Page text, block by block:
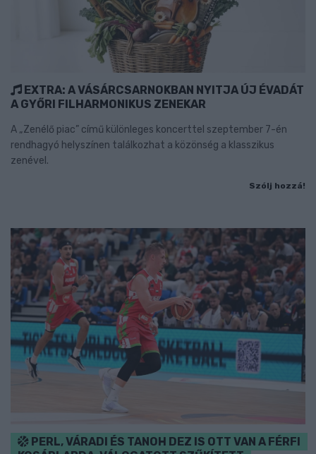
EXTRA: A VÁSÁRCSARNOKBAN NYITJA ÚJ ÉVADÁT
A GYŐRI FILHARMONIKUS ZENEKAR
A „Zenélő piac” című különleges koncerttel szeptember 7-én
rendhagyó helyszínen találkozhat a közönség a klasszikus
zenével.
Szólj hozzá!
PERL, VÁRADI ÉS TANOH DEZ IS OTT VAN A FÉRFI